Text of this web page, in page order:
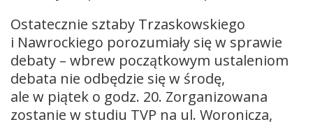
Ostatecznie sztaby Trzaskowskiego
i Nawrockiego porozumiały się w sprawie
debaty – wbrew początkowym ustaleniom
debata nie odbędzie się w środę,
ale w piątek o godz. 20. Zorganizowana
zostanie w studiu TVP na ul. Woronicza,